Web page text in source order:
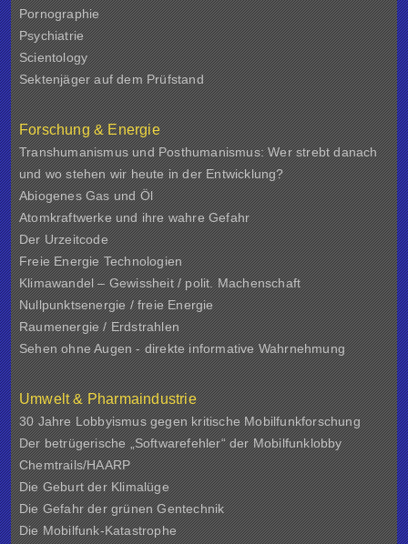
Pornographie
Psychiatrie
Scientology
Sektenjäger auf dem Prüfstand
Forschung & Energie
Transhumanismus und Posthumanismus: Wer strebt danach
und wo stehen wir heute in der Entwicklung?
Abiogenes Gas und Öl
Atomkraftwerke und ihre wahre Gefahr
Der Urzeitcode
Freie Energie Technologien
Klimawandel – Gewissheit / polit. Machenschaft
Nullpunktsenergie / freie Energie
Raumenergie / Erdstrahlen
Sehen ohne Augen - direkte informative Wahrnehmung
Umwelt & Pharmaindustrie
30 Jahre Lobbyismus gegen kritische Mobilfunkforschung
Der betrügerische „Softwarefehler“ der Mobilfunklobby
Chemtrails/HAARP
Die Geburt der Klimalüge
Die Gefahr der grünen Gentechnik
Die Mobilfunk-Katastrophe